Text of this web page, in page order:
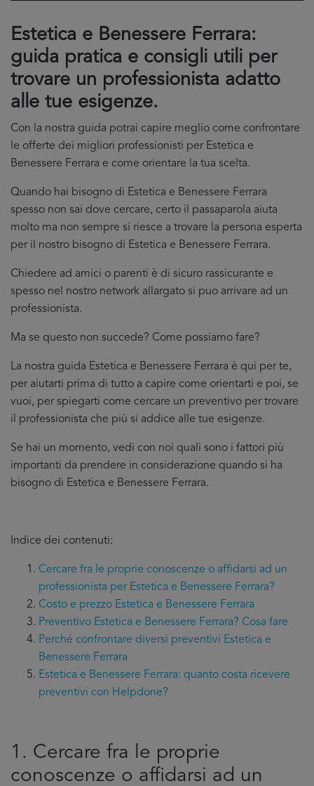
Estetica e Benessere Ferrara:
guida pratica e consigli utili per
trovare un professionista adatto
alle tue esigenze.
Con la nostra guida potrai capire meglio come confrontare
le offerte dei migliori professionisti per Estetica e
Benessere Ferrara e come orientare la tua scelta.
Quando hai bisogno di Estetica e Benessere Ferrara
spesso non sai dove cercare, certo il passaparola aiuta
molto ma non sempre si riesce a trovare la persona esperta
per il nostro bisogno di Estetica e Benessere Ferrara.
Chiedere ad amici o parenti è di sicuro rassicurante e
spesso nel nostro network allargato si puo arrivare ad un
professionista.
Ma se questo non succede? Come possiamo fare?
La nostra guida Estetica e Benessere Ferrara è qui per te,
per aiutarti prima di tutto a capire come orientarti e poi, se
vuoi, per spiegarti come cercare un preventivo per trovare
il professionista che più si addice alle tue esigenze.
Se hai un momento, vedi con noi quali sono i fattori più
importanti da prendere in considerazione quando si ha
bisogno di Estetica e Benessere Ferrara.
Indice dei contenuti:
Cercare fra le proprie conoscenze o affidarsi ad un
professionista per Estetica e Benessere Ferrara?
Costo e prezzo Estetica e Benessere Ferrara
Preventivo Estetica e Benessere Ferrara? Cosa fare
Perché confrontare diversi preventivi Estetica e
Benessere Ferrara
Estetica e Benessere Ferrara: quanto costa ricevere
preventivi con Helpdone?
1. Cercare fra le proprie
conoscenze o affidarsi ad un